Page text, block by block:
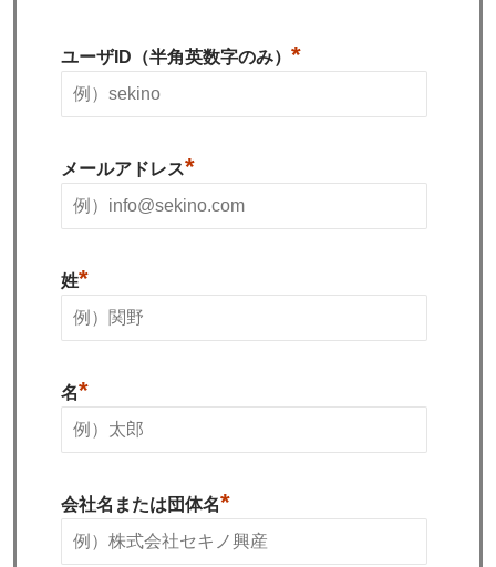
ユーザID（半角英数字のみ） *
メールアドレス*
姓*
名*
会社名または団体名*